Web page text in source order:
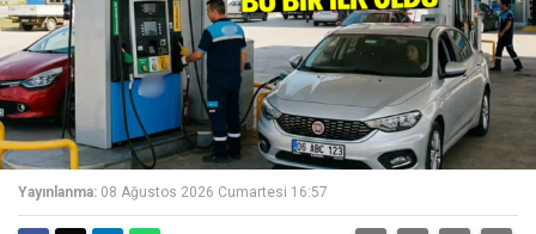
Yayınlanma: 08 Ağustos 2026 Cumartesi 16:57